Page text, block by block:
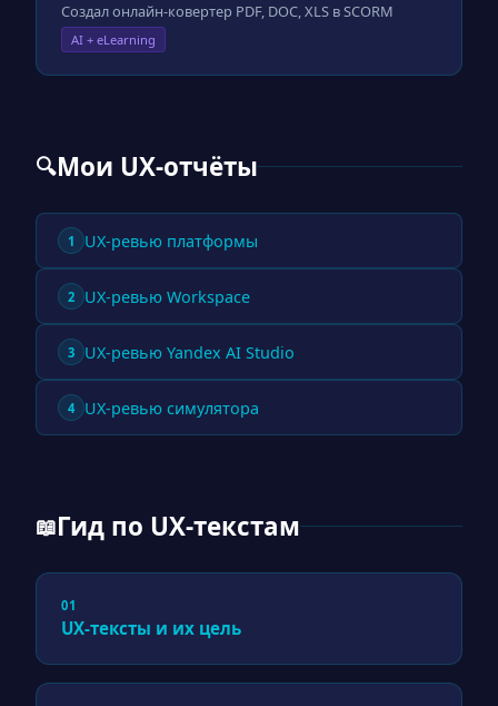
Создал онлайн-ковертер PDF, DOC, XLS в SCORM
AI + eLearning
🔍Мои UX-отчёты
1 UX-ревью платформы
2 UX-ревью Workspace
3 UX-ревью Yandex AI Studio
4 UX-ревью симулятора
📖Гид по UX-текстам
01
UX-тексты и их цель